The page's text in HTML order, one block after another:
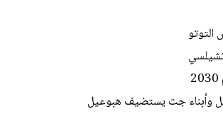
وأبناء جت يستضيف هبوعيل